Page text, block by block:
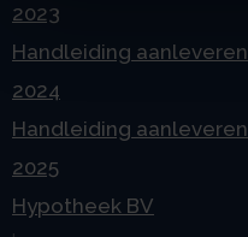
2023
Handleiding aanleveren
2024
Handleiding aanleveren
2025
Hypotheek BV